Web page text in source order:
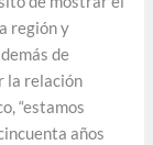
región y
de
la relación
“estamos
años